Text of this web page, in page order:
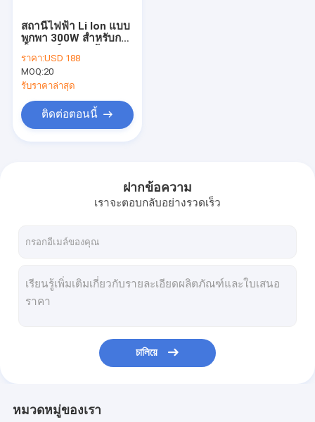
สถานีไฟฟ้า Li Ion แบบ
พกพา 300W สำหรับการ
ราคา:USD 188
MOQ:20
รับราคาล่าสุด
ติดต่อตอนนี้
ฝากข้อความ
เราจะตอบกลับอย่างรวดเร็ว
চালিয়ে
หมวดหมู่ของเรา